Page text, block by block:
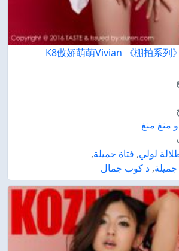
K8傲娇萌萌Vivian 《棚拍系列
منغ منغ
لولي, فتاة جميلة,
, د كوب جمال